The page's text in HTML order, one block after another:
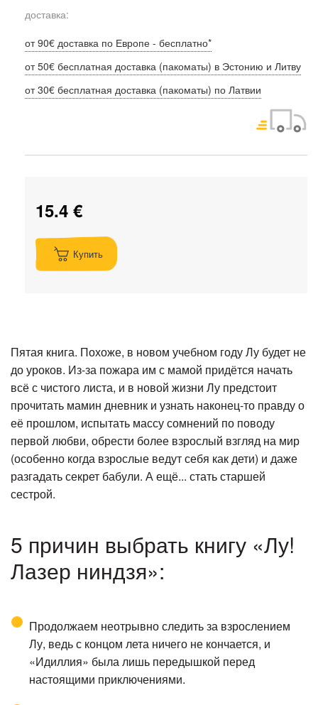
доставка:
от 90€ доставка по Европе - бесплатно*
от 50€ бесплатная доставка (пакоматы) в Эстонию и Литву
от 30€ бесплатная доставка (пакоматы) по Латвии
15.4 €
Купить
Пятая книга. Похоже, в новом учебном году Лу будет не
до уроков. Из-за пожара им с мамой придётся начать
всё с чистого листа, и в новой жизни Лу предстоит
прочитать мамин дневник и узнать наконец-то правду о
её прошлом, испытать массу сомнений по поводу
первой любви, обрести более взрослый взгляд на мир
(особенно когда взрослые ведут себя как дети) и даже
разгадать секрет бабули. А ещё... стать старшей
сестрой.
5 причин выбрать книгу «Лу!
Лазер ниндзя»:
Продолжаем неотрывно следить за взрослением
Лу, ведь с концом лета ничего не кончается, и
«Идиллия» была лишь передышкой перед
настоящими приключениями.